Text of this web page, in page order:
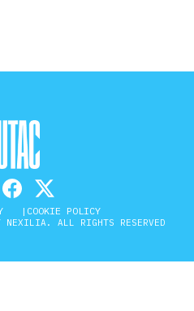
COOKIE POLICY
NEXILIA. ALL RIGHTS RESERVED